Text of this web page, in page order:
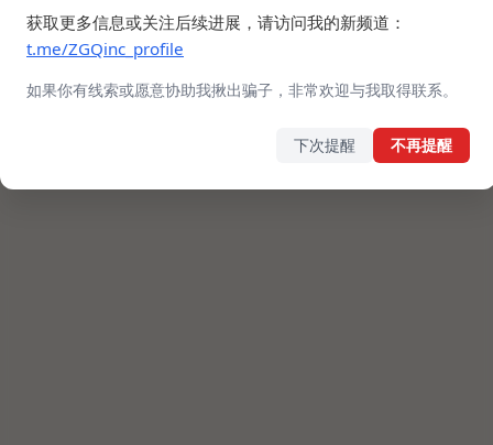
获取更多信息或关注后续进展，请访问我的新频道：
t.me/ZGQinc_profile
如果你有线索或愿意协助我揪出骗子，非常欢迎与我取得联系。
下次提醒 不再提醒